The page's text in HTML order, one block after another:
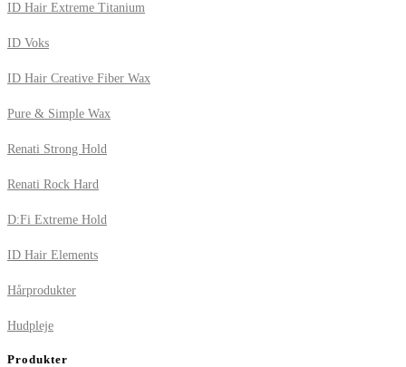
ID Hair Extreme Titanium
ID Voks
ID Hair Creative Fiber Wax
Pure & Simple Wax
Renati Strong Hold
Renati Rock Hard
D:Fi Extreme Hold
ID Hair Elements
Hårprodukter
Hudpleje
Produkter